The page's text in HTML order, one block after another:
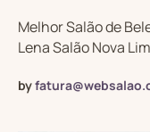
Melhor Salão de
Lena Salão Nova
by